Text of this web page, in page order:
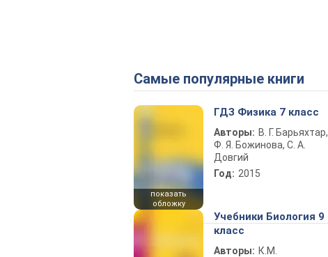
Самые популярные книги
показать
обложку
ГДЗ Физика 7 класс
Авторы: В. Г. Барьяхтар,
Ф. Я. Божинова, С. А.
Довгий
Год: 2015
Учебники Биология 9
класс
Авторы: К.М.